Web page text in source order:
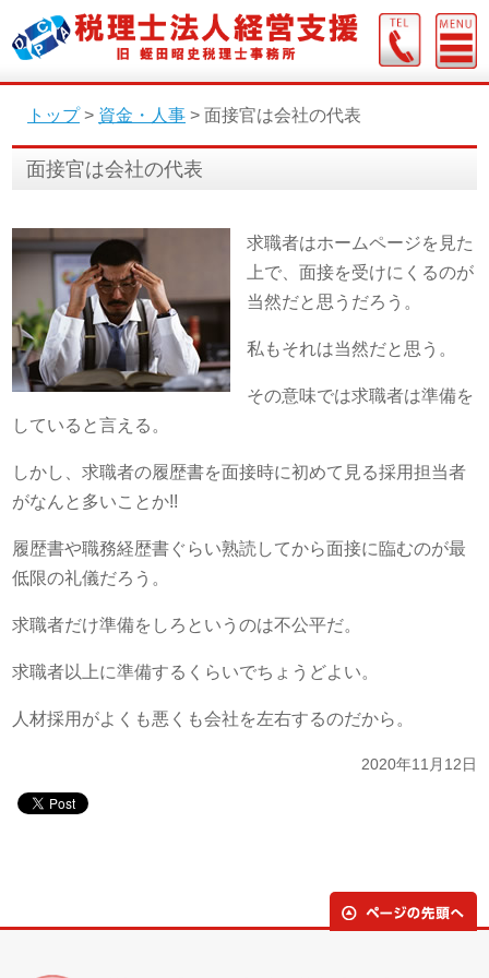
トップ> 資金・人事 > 面接官は会社の代表
面接官は会社の代表
求職者はホームページを見た
上で、面接を受けにくるのが
当然だと思うだろう。
私もそれは当然だと思う。
その意味では求職者は準備を
していると言える。
しかし、求職者の履歴書を面接時に初めて見る採用担当者
がなんと多いことか!!
履歴書や職務経歴書ぐらい熟読してから面接に臨むのが最
低限の礼儀だろう。
求職者だけ準備をしろというのは不公平だ。
求職者以上に準備するくらいでちょうどよい。
人材採用がよくも悪くも会社を左右するのだから。
2020年11月12日